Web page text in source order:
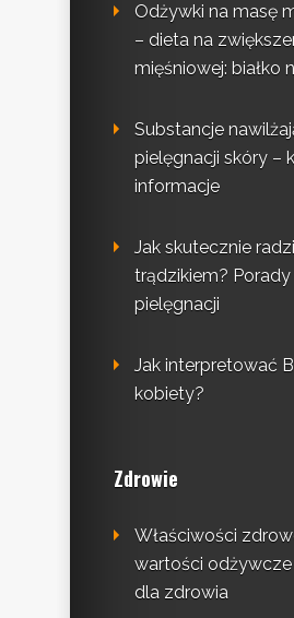
Odżywki na masę
– dieta na
mięśniowej: białko
Substancje
pielęgnacji skóry –
informacje
Jak skutecznie
trądzikiem?
pielęgnacji
Jak interpretować
kobiety?
Zdrowie
Właściwości
wartości odżywcze
dla zdrowia